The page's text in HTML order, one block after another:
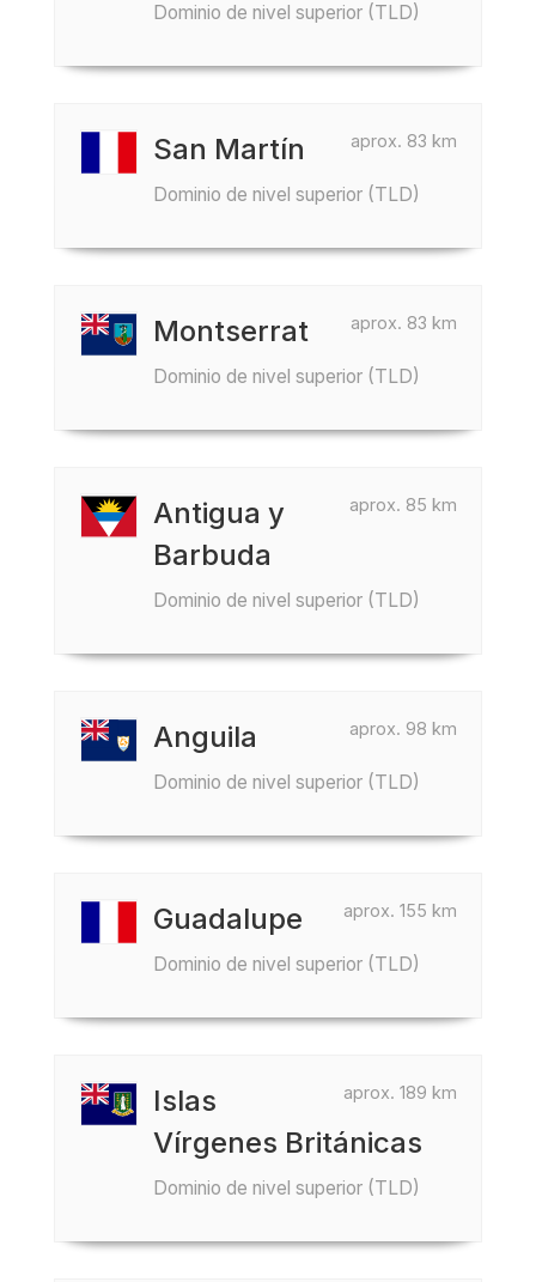
Dominio de nivel superior (TLD)
aprox. 83 km
San Martín
Dominio de nivel superior (TLD)
aprox. 83 km
Montserrat
Dominio de nivel superior (TLD)
aprox. 85 km
Antigua y
Barbuda
Dominio de nivel superior (TLD)
aprox. 98 km
Anguila
Dominio de nivel superior (TLD)
aprox. 155 km
Guadalupe
Dominio de nivel superior (TLD)
aprox. 189 km
Islas
Vírgenes Británicas
Dominio de nivel superior (TLD)